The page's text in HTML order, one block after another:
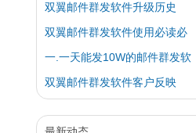
双翼邮件群发软件升级历史
双翼邮件群发软件使用必读必
一.一天能发10W的邮件群发软
双翼邮件群发软件客户反映